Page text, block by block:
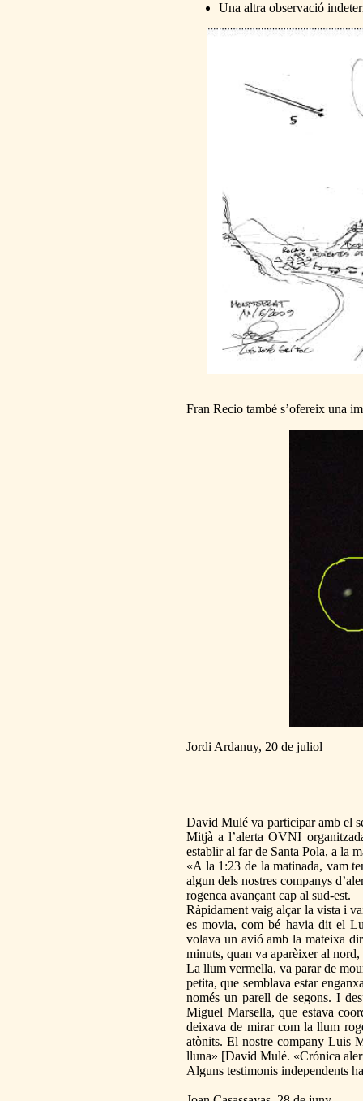
Una altra observació
Fran Recio també s’ofereix una
Jordi Ardanuy, 20 de juliol
David Mulé va participar amb el
Mitjà a l’alerta OVNI
establir al far de Santa Pola, a la
«A la 1:23 de la matinada, vam
algun dels nostres companys
rogenca avançant cap al sud-est.
Ràpidament vaig alçar la vista i
es movia, com bé havia dit el
volava un avió amb la mateixa
minuts, quan va aparèixer al
La llum vermella, va parar de
petita, que semblava estar
només un parell de segons. I
Miguel Marsella, que estava
deixava de mirar com la llum
atònits. El nostre company Luis
lluna» [David Mulé. «Crónica
Alguns testimonis independents